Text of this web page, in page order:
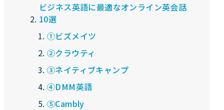
ビジネス英語に最適なオンライン英会話
10選
①ビズメイツ
②クラウティ
③ネイティブキャンプ
④DMM英語
⑤Cambly